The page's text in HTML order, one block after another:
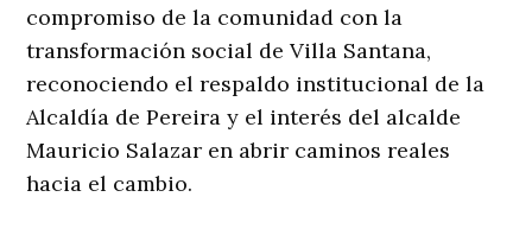
compromiso de la comunidad con la
transformación social de Villa Santana,
reconociendo el respaldo institucional de la
Alcaldía de Pereira y el interés del alcalde
Mauricio Salazar en abrir caminos reales
hacia el cambio.